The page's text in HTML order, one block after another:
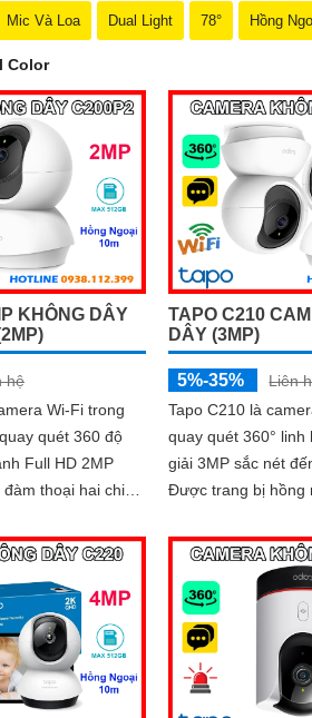
Mic Và Loa Dual Light 78° Hồng
Color
KHÔNG DÂY
hệ
Wi-Fi trong
quét 360 độ
Full HD 2MP
phát hiện chuyển
dõi ngôi nhà
TAPO C210
DÂY (3MP)
5%-35%
Liên
Tapo C210 là
quay quét 360° linh
giải 3MP sắc nét
Được trang bị hồng
512GB và công
chuyển động thông
sàng bảo vệ ngôi